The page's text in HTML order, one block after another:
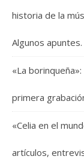
historia de la
Algunos
«La
primera
«Celia en el
artículos,